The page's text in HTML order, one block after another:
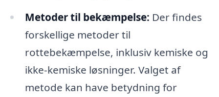
Metoder til bekæmpelse: Der findes
forskellige metoder til
rottebekæmpelse, inklusiv kemiske og
ikke-kemiske løsninger. Valget af
metode kan have betydning for